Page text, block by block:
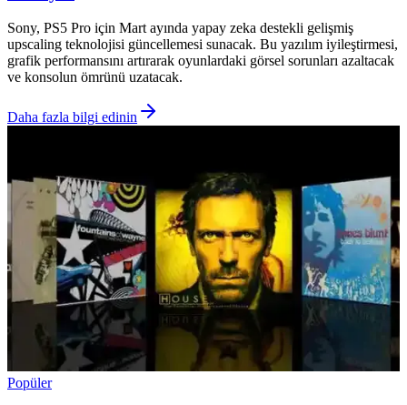
Sony, PS5 Pro için Mart ayında yapay zeka destekli gelişmiş
upscaling teknolojisi güncellemesi sunacak. Bu yazılım iyileştirmesi,
grafik performansını artırarak oyunlardaki görsel sorunları azaltacak
ve konsolun ömrünü uzatacak.
Daha fazla bilgi edinin
Popüler